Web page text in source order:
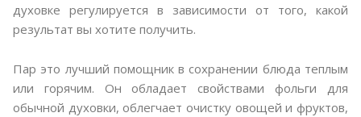
духовке регулируется в зависимости от того, какой
результат вы хотите получить.
Пар это лучший помощник в сохранении блюда теплым
или горячим. Он обладает свойствами фольги для
обычной духовки, облегчает очистку овощей и фруктов,